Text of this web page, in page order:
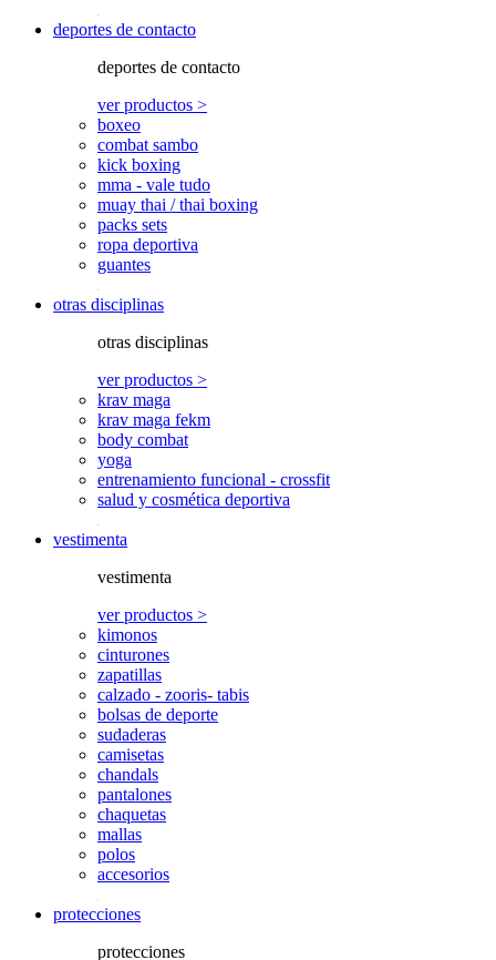
deportes de contacto
deportes de contacto
ver productos >
boxeo
combat sambo
kick boxing
mma - vale tudo
muay thai / thai boxing
packs sets
ropa deportiva
guantes
otras disciplinas
otras disciplinas
ver productos >
krav maga
krav maga fekm
body combat
yoga
entrenamiento funcional - crossfit
salud y cosmética deportiva
vestimenta
vestimenta
ver productos >
kimonos
cinturones
zapatillas
calzado - zooris- tabis
bolsas de deporte
sudaderas
camisetas
chandals
pantalones
chaquetas
mallas
polos
accesorios
protecciones
protecciones